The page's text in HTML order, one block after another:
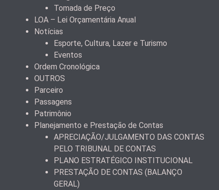
Tomada de Preço
LOA – Lei Orçamentária Anual
Notícias
Esporte, Cultura, Lazer e Turismo
Eventos
Ordem Cronológica
OUTROS
Parceiro
Passagens
Patrimônio
Planejamento e Prestação de Contas
APRECIAÇÃO/JULGAMENTO DAS CONTAS
PELO TRIBUNAL DE CONTAS
PLANO ESTRATÉGICO INSTITUCIONAL
PRESTAÇÃO DE CONTAS (BALANÇO
GERAL)